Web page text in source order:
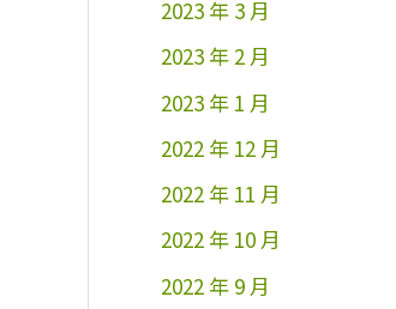
2023 年 3 月
2023 年 2 月
2023 年 1 月
2022 年 12 月
2022 年 11 月
2022 年 10 月
2022 年 9 月